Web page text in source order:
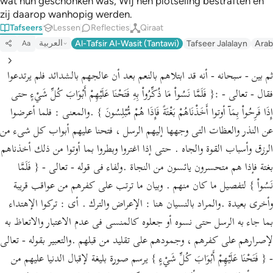
zij daarop wanhopig werden.
Tafseers Lessen Reflecties Qiraat
Aa العربية Al-Tafsir Al-Wasit (Tantawi) Tafseer Jalalayn
ثم بين - سبحانه - أنه قد ابتلاهم بالنعم بعد أن عالجهم بالشدائد فلم يرتدعوا
فقال - تعالى - :{ فَلَمَّا نَسُواْ مَا ذُكِّرُواْ بِهِ فَتَحْنَا عَلَيْهِمْ أَبْوَابَ كُلِّ شَيْءٍ حتى
إِذَا فَرِحُواْ بِمَآ أوتوا أَخَذْنَاهُمْ بَغْتَةً فَإِذَا هُمْ مُّبْلِسُونَ } .والمعنى : فلما أعرضوا
عن النذر والعظات التى وجهها إليهم الرسل ، فتحنا عليهم أبواب كل شىء من
الرزق وأسباب القوة والجاه . حتى إذا اغتروا وبطروا بما أوتوا من ذلك أخذناهم
بغتة فإذا هم متحسرون يائسون من النجاة .ولفاء فى قوله - تعالى - { فَلَمَّا
نَسُواْ } لتفصيل ما كان منهم . وبيان ما ترتب على كفرهم من عواقب قريبة
وأخرى بعيدة .والمراد بالنسيان هنا : الإعراض والترك . أى : تركوا الإهتداء
بما جاء به الرسل حتى نسوه أو جعلوه كالمنسى فى عدم الاعتبار والاتعاظ به
لإصرارهم على كفرهم ، وجمودهم على تقليد من قبلهم .والتعبير بقوله - تعالى
- { فَتَحْنَا عَلَيْهِمْ أَبْوَابَ كُلِّ شَيْءٍ } يرسم صورة بليغة لإقبال الدنيا عليهم من